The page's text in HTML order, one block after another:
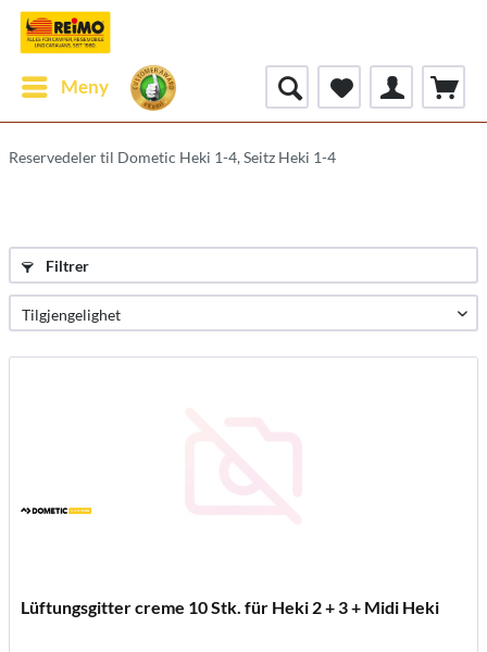
Meny
Reservedeler til Dometic Heki 1-4, Seitz Heki 1-4
Filtrer
Lüftungsgitter creme 10 Stk. für Heki 2 + 3 + Midi Heki